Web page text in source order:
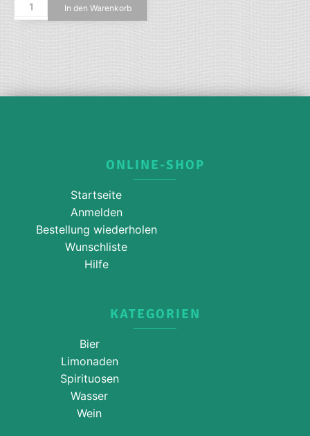
In den Warenkorb
ONLINE-SHOP
Startseite
Anmelden
Bestellung wiederholen
Wunschliste
Hilfe
KATEGORIEN
Bier
Limonaden
Spirituosen
Wasser
Wein